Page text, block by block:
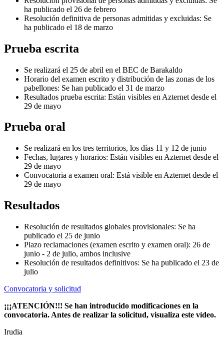
ha publicado el 26 de febrero
Resolución definitiva de personas admitidas y excluidas: Se
ha publicado el 18 de marzo
Prueba escrita
Se realizará el 25 de abril en el BEC de Barakaldo
Horario del examen escrito y distribución de las zonas de los
pabellones: Se han publicado el 31 de marzo
Resultados prueba escrita: Están visibles en Azternet desde el
29 de mayo
Prueba oral
Se realizará en los tres territorios, los días 11 y 12 de junio
Fechas, lugares y horarios: Están visibles en Azternet desde el
29 de mayo
Convocatoria a examen oral: Está visible en Azternet desde el
29 de mayo
Resultados
Resolución de resultados globales provisionales: Se ha
publicado el 25 de junio
Plazo reclamaciones (examen escrito y examen oral): 26 de
junio - 2 de julio, ambos inclusive
Resolución de resultados definitivos: Se ha publicado el 23 de
julio
Convocatoria y solicitud
¡¡¡ATENCIÓN!!! Se han introducido modificaciones en la
convocatoria. Antes de realizar la solicitud, visualiza este vídeo.
Irudia